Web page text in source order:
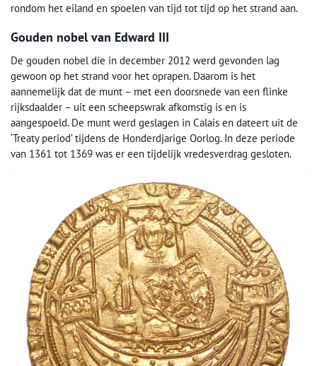
rondom het eiland en spoelen van tijd tot tijd op het strand aan.
Gouden nobel van Edward III
De gouden nobel die in december 2012 werd gevonden lag
gewoon op het strand voor het oprapen. Daarom is het
aannemelijk dat de munt – met een doorsnede van een flinke
rijksdaalder – uit een scheepswrak afkomstig is en is
aangespoeld. De munt werd geslagen in Calais en dateert uit de
‘Treaty period’ tijdens de Honderdjarige Oorlog. In deze periode
van 1361 tot 1369 was er een tijdelijk vredesverdrag gesloten.